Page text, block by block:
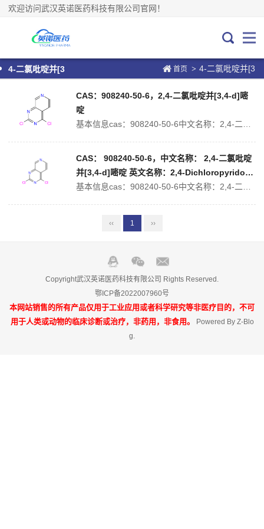
欢迎访问武汉英诺医药科技有限公司官网！
首页 > 4-二氯吡啶并[3
4-二氯吡啶并[3
CAS：908240-50-6，2,4-二氯吡啶并[3,4-d]嘧
啶
CAS： 908240-50-6，中文名称： 2,4-二氯吡啶
并[3,4-d]嘧啶 英文名称：2,4-Dichloropyrido[3,
4-d]pyrimidine
‹‹ 1 ››
Copyright武汉英诺医药科技有限公司 Rights Reserved.
鄂ICP备2022007960号
本网站销售的所有产品仅用于工业应用或者科学研究等非医疗目的，不可
用于人类或动物的临床诊断或治疗，非药用，非食用。
Powered By Z-Blo
g.